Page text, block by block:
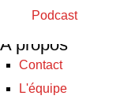
Podcast
A propos
Contact
L'équipe